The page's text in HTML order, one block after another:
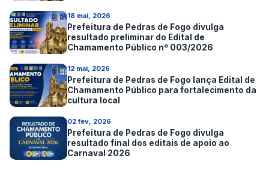
18 mai, 2026
Prefeitura de Pedras de Fogo divulga
resultado preliminar do Edital de
Chamamento Público nº 003/2026
12 mai, 2026
Prefeitura de Pedras de Fogo lança Edital de
Chamamento Público para fortalecimento da
cultura local
02 fev, 2026
Prefeitura de Pedras de Fogo divulga
resultado final dos editais de apoio ao
Carnaval 2026